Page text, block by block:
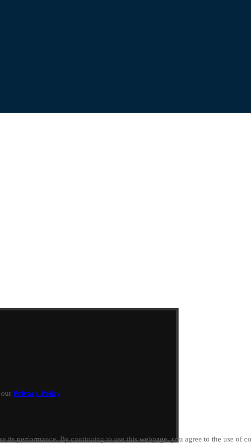
Privacy Policy
its performance. By continuing to use this webpage, you agree to the use of